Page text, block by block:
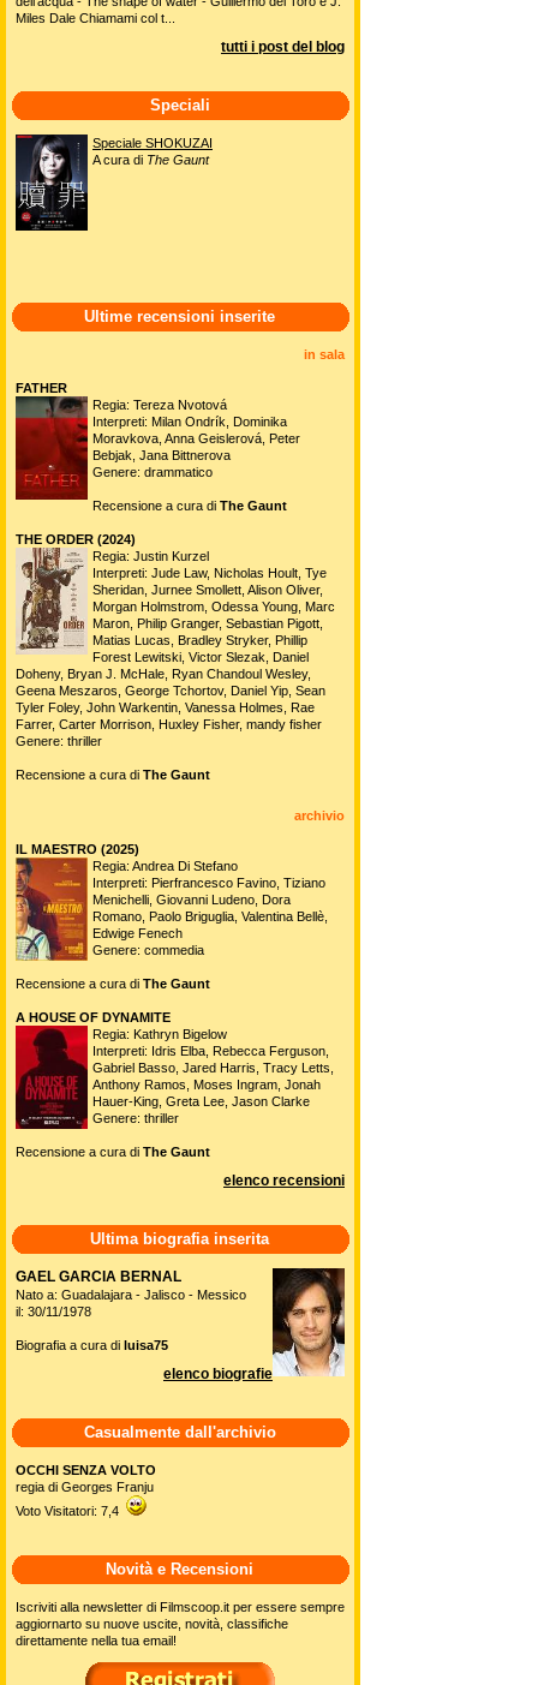
Miles Dale Chiamami col t...
tutti i post del blog
Speciali
Speciale SHOKUZAI
A cura di The Gaunt
Ultime recensioni inserite
in sala
FATHER
Regia: Tereza Nvotová
Interpreti: Milan Ondrík, Dominika
Moravkova, Anna Geislerová, Peter
Bebjak, Jana Bittnerova
Genere: drammatico
Recensione a cura di The Gaunt
THE ORDER (2024)
Regia: Justin Kurzel
Interpreti: Jude Law, Nicholas Hoult, Tye
Sheridan, Jurnee Smollett, Alison Oliver,
Morgan Holmstrom, Odessa Young, Marc
Maron, Philip Granger, Sebastian Pigott,
Matias Lucas, Bradley Stryker, Phillip
Forest Lewitski, Victor Slezak, Daniel
Doheny, Bryan J. McHale, Ryan Chandoul Wesley,
Geena Meszaros, George Tchortov, Daniel Yip, Sean
Tyler Foley, John Warkentin, Vanessa Holmes, Rae
Farrer, Carter Morrison, Huxley Fisher, mandy fisher
Genere: thriller
Recensione a cura di The Gaunt
archivio
IL MAESTRO (2025)
Regia: Andrea Di Stefano
Interpreti: Pierfrancesco Favino, Tiziano
Menichelli, Giovanni Ludeno, Dora
Romano, Paolo Briguglia, Valentina Bellè,
Edwige Fenech
Genere: commedia
Recensione a cura di The Gaunt
A HOUSE OF DYNAMITE
Regia: Kathryn Bigelow
Interpreti: Idris Elba, Rebecca Ferguson,
Gabriel Basso, Jared Harris, Tracy Letts,
Anthony Ramos, Moses Ingram, Jonah
Hauer-King, Greta Lee, Jason Clarke
Genere: thriller
Recensione a cura di The Gaunt
elenco recensioni
Ultima biografia inserita
GAEL GARCIA BERNAL
Nato a: Guadalajara - Jalisco - Messico
il: 30/11/1978
Biografia a cura di luisa75
elenco biografie
Casualmente dall'archivio
OCCHI SENZA VOLTO
regia di Georges Franju
Voto Visitatori: 7,4
Novità e Recensioni
Iscriviti alla newsletter di Filmscoop.it per essere sempre
aggiornarto su nuove uscite, novità, classifiche
direttamente nella tua email!